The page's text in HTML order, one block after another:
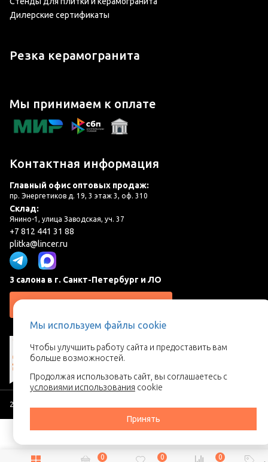
0 0 0
Дилерские сертификаты
Резка керамогранита
Мы принимаем к оплате
Контактная информация
Главный офис оптовых продаж:
пр. Энергетиков д. 19, 3 этаж 3, оф. 310
Склад:
Янино-1, улица Заводская, уч. 37
+7 812 441 31 88
plitka@lincer.ru
3 салона в г. Санкт-Петербург и ЛО
2026 © Линкер - Ваш поставщик керамической плитки
Мы используем файлы cookie
Чтобы улучшить работу сайта и предоставить вам
больше возможностей.
Продолжая использовать сайт, вы соглашаетесь с
условиями использования cookie
Принять